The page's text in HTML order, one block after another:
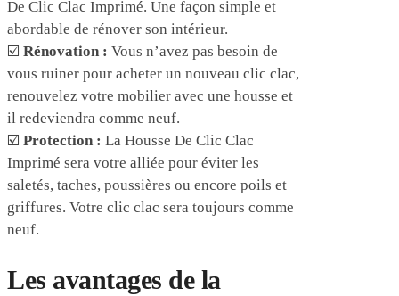
De Clic Clac Imprimé. Une façon simple et
abordable de rénover son intérieur.
☑️ Rénovation : Vous n’avez pas besoin de
vous ruiner pour acheter un nouveau clic clac,
renouvelez votre mobilier avec une housse et
il redeviendra comme neuf.
☑️ Protection : La Housse De Clic Clac
Imprimé sera votre alliée pour éviter les
saletés, taches, poussières ou encore poils et
griffures. Votre clic clac sera toujours comme
neuf.
Les avantages de la